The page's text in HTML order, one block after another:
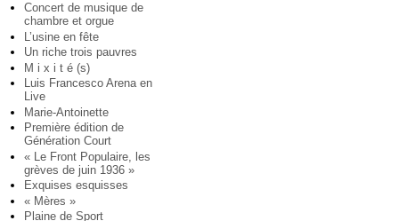
Concert de musique de
chambre et orgue
L’usine en fête
Un riche trois pauvres
M i x i t é (s)
Luis Francesco Arena en
Live
Marie-Antoinette
Première édition de
Génération Court
« Le Front Populaire, les
grèves de juin 1936 »
Exquises esquisses
« Mères »
Plaine de Sport